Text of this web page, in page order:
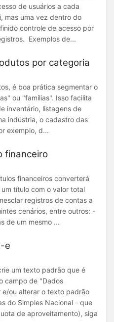
de usuários a cada
mas uma vez dentro do
controle de acesso por
Exemplos de...
por categoria
é boa prática segmentar o
ou "famílias". Isso facilita
inventário, listagens de
indústria, o cadastro das
exemplo, d...
financeiro
financeiros converterá
título com o valor total
registros de contas a
cenários, entre outros: -
de um mesmo ...
e
um texto padrão que é
campo de "Dados
e/ou alterar o texto padrão
do Simples Nacional - que
de aproveitamento), siga